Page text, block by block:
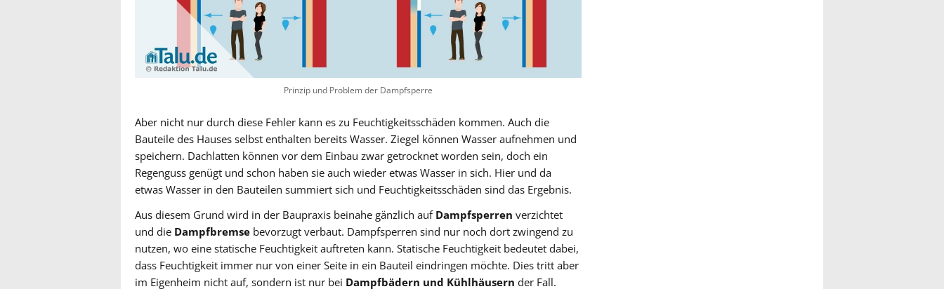
Prinzip und Problem der Dampfsperre
Aber nicht nur durch diese Fehler kann es zu Feuchtigkeitsschäden kommen. Auch die
Bauteile des Hauses selbst enthalten bereits Wasser. Ziegel können Wasser aufnehmen und
speichern. Dachlatten können vor dem Einbau zwar getrocknet worden sein, doch ein
Regenguss genügt und schon haben sie auch wieder etwas Wasser in sich. Hier und da
etwas Wasser in den Bauteilen summiert sich und Feuchtigkeitsschäden sind das Ergebnis.
Aus diesem Grund wird in der Baupraxis beinahe gänzlich auf Dampfsperren verzichtet
und die Dampfbremse bevorzugt verbaut. Dampfsperren sind nur noch dort zwingend zu
nutzen, wo eine statische Feuchtigkeit auftreten kann. Statische Feuchtigkeit bedeutet dabei,
dass Feuchtigkeit immer nur von einer Seite in ein Bauteil eindringen möchte. Dies tritt aber
im Eigenheim nicht auf, sondern ist nur bei Dampfbädern und Kühlhäusern der Fall.